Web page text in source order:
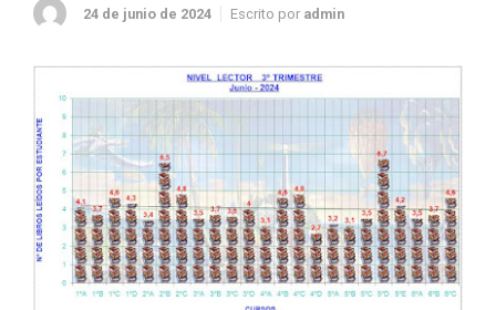
24 de junio de 2024 Escrito por admin